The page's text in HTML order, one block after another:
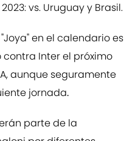
vs. Uruguay y Brasil.
en el calendario es
Inter el próximo
aunque seguramente
jornada.
parte de la